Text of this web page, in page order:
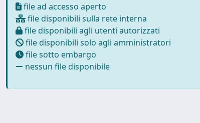
file ad accesso aperto
file disponibili sulla rete interna
file disponibili agli utenti autorizzati
file disponibili solo agli amministratori
file sotto embargo
nessun file disponibile